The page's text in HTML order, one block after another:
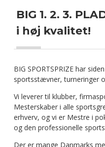
BIG 1. 2. 3.
i høj kvalitet!
BIG SPORTSPRIZE har
sportsstævner, turneringer
Vi leverer til klubber,
Mesterskaber i alle
erhverv, og vi er Mestre i
og den professionelle
Der er mange Danmarks